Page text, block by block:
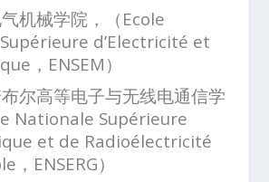
机械学院，（Ecole
d’Electricité et
，ENSEM）
尔高等电子与无线电通信学
Nationale Supérieure
et de Radioélectricité
ENSERG）